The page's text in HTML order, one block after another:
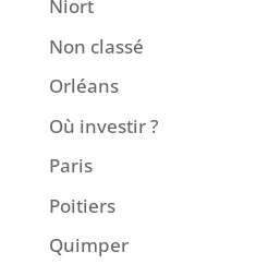
Niort
Non classé
Orléans
Où investir ?
Paris
Poitiers
Quimper